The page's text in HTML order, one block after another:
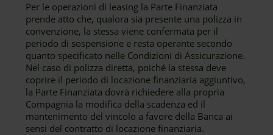
Per le operazioni di leasing la Parte Finanziata
prende atto che, qualora sia presente una polizza in
convenzione, la stessa viene confermata per il
periodo di sospensione e resta operante secondo
quanto specificato nelle Condizioni di Assicurazione.
Nel caso di polizza diretta, poiché la stessa deve
coprire il periodo di locazione finanziaria aggiuntivo,
la Parte Finanziata dovrà richiedere alla propria
Compagnia la modifica della scadenza ed il
mantenimento del vincolo a favore della Banca ai
sensi del contratto di locazione finanziaria.